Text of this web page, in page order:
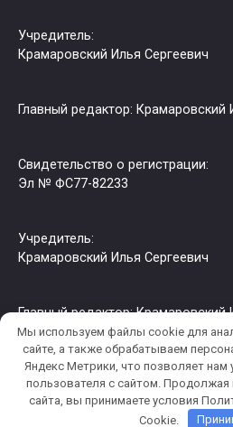
Учредитель:
Крамаровский Илья Сергеевич
Главный редактор: Крамаровский
Свидетельство о регистрации:
Эл № ФС77-82233
Учредитель:
Крамаровский Илья Сергеевич
Главный редактор: Крамаровский
© 2026 РИА СЗФО. Копирование
разрешения правообладателя.
Мы используем файлы cookie для
сайте, а также обрабатываем
Яндекс Метрики, что позволяет
пользователя c сайтом. Продолжая
сайта, вы принимаете условия
Cookie.